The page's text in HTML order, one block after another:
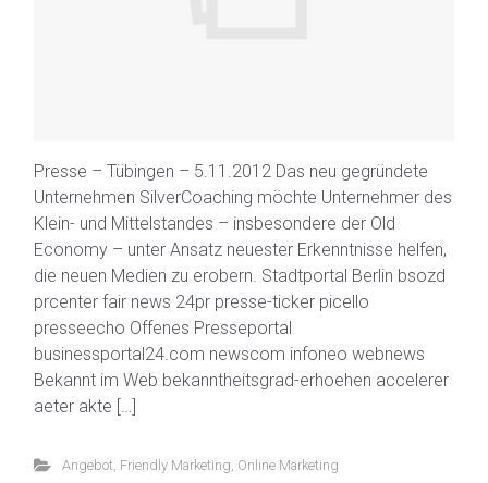
Presse – Tübingen – 5.11.2012 Das neu gegründete
Unternehmen SilverCoaching möchte Unternehmer des
Klein- und Mittelstandes – insbesondere der Old
Economy – unter Ansatz neuester Erkenntnisse helfen,
die neuen Medien zu erobern. Stadtportal Berlin bsozd
prcenter fair news 24pr presse-ticker picello
presseecho Offenes Presseportal
businessportal24.com newscom infoneo webnews
Bekannt im Web bekanntheitsgrad-erhoehen accelerer
aeter akte […]
Angebot Friendly Marketing Online Marketing